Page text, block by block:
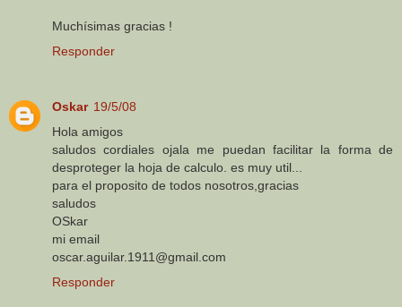
Muchísimas gracias !
Responder
Oskar 19/5/08
Hola amigos
saludos cordiales ojala me puedan facilitar la forma de
desproteger la hoja de calculo. es muy util...
para el proposito de todos nosotros,gracias
saludos
OSkar
mi email
oscar.aguilar.1911@gmail.com
Responder